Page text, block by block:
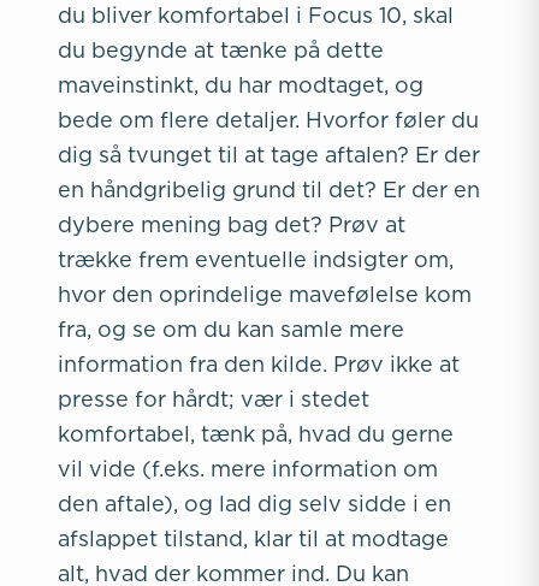
du bliver komfortabel i Focus 10, skal
du begynde at tænke på dette
maveinstinkt, du har modtaget, og
bede om flere detaljer. Hvorfor føler du
dig så tvunget til at tage aftalen? Er der
en håndgribelig grund til det? Er der en
dybere mening bag det? Prøv at
trække frem eventuelle indsigter om,
hvor den oprindelige mavefølelse kom
fra, og se om du kan samle mere
information fra den kilde. Prøv ikke at
presse for hårdt; vær i stedet
komfortabel, tænk på, hvad du gerne
vil vide (f.eks. mere information om
den aftale), og lad dig selv sidde i en
afslappet tilstand, klar til at modtage
alt, hvad der kommer ind. Du kan